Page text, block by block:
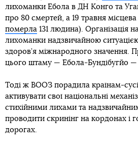
лихоманки Ебола в ДH Конго та
про 80 смертей, а 19 травня
померла 131 людина). Організація
лихоманки надзвичайною
здоров’я міжнародного значення.
цього штаму — Ебола-Бундібугйо
Тоді ж ВООЗ порадила країнам-
активувати свої національні
стихійними лихами та
проводити скринінг на кордонах і
дорогах.